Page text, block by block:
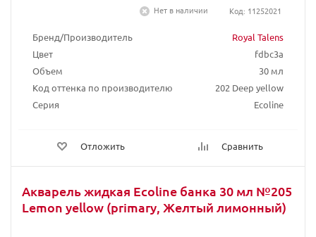
Бренд/Производитель
Royal Talens
Цвет
fdbc3a
Объем
30 мл
Код оттенка по производителю
202 Deep yellow
Серия
Ecoline
Отложить Сравнить
Нет в наличии
Код: 11252021
Акварель жидкая Ecoline банка 30 мл №205
Lemon yellow (primary, Желтый лимонный)